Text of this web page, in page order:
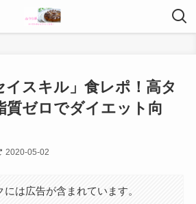
イスキル」食レポ！高タ
質ゼロでダイエット向
2020-05-02
は広告が含まれています。